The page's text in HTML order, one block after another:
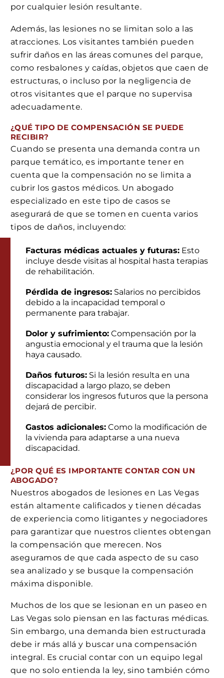
por cualquier lesión resultante.
Además, las lesiones no se limitan solo a las
atracciones. Los visitantes también pueden
sufrir daños en las áreas comunes del parque,
como resbalones y caídas, objetos que caen de
estructuras, o incluso por la negligencia de
otros visitantes que el parque no supervisa
adecuadamente.
¿QUÉ TIPO DE COMPENSACIÓN SE PUEDE
RECIBIR?
Cuando se presenta una demanda contra un
parque temático, es importante tener en
cuenta que la compensación no se limita a
cubrir los gastos médicos. Un abogado
especializado en este tipo de casos se
asegurará de que se tomen en cuenta varios
tipos de daños, incluyendo:
Facturas médicas actuales y futuras: Esto
incluye desde visitas al hospital hasta terapias
de rehabilitación.
Pérdida de ingresos: Salarios no percibidos
debido a la incapacidad temporal o
permanente para trabajar.
Dolor y sufrimiento: Compensación por la
angustia emocional y el trauma que la lesión
haya causado.
Daños futuros: Si la lesión resulta en una
discapacidad a largo plazo, se deben
considerar los ingresos futuros que la persona
dejará de percibir.
Gastos adicionales: Como la modificación de
la vivienda para adaptarse a una nueva
discapacidad.
¿POR QUÉ ES IMPORTANTE CONTAR CON UN
ABOGADO?
Nuestros abogados de lesiones en Las Vegas
están altamente calificados y tienen décadas
de experiencia como litigantes y negociadores
para garantizar que nuestros clientes obtengan
la compensación que merecen. Nos
aseguramos de que cada aspecto de su caso
sea analizado y se busque la compensación
máxima disponible.
Muchos de los que se lesionan en un paseo en
Las Vegas solo piensan en las facturas médicas.
Sin embargo, una demanda bien estructurada
debe ir más allá y buscar una compensación
integral. Es crucial contar con un equipo legal
que no solo entienda la ley, sino también cómo